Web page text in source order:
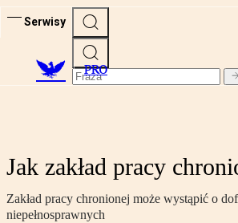
Serwisy
PRO
Jak zakład pracy
Zakład pracy chronionej może wystąpić o
niepełnosprawnych